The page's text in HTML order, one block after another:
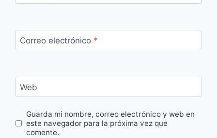
Correo electrónico *
Web
Guarda mi nombre, correo electrónico y web en
este navegador para la próxima vez que
comente.